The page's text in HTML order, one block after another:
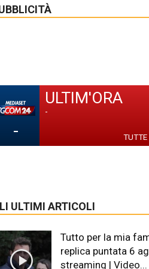
-
ULTIM'ORA
-
TUTTE
ULTIMI ARTICOLI
Tutto per la mia
replica puntata 6
streaming | Video...